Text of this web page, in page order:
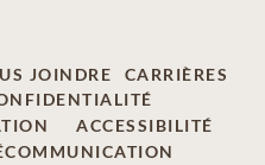
JOINDRE
CARRIÈRES
ACCESSIBILITÉ